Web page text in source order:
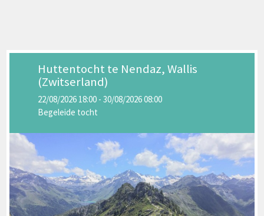
Huttentocht te Nendaz, Wallis
(Zwitserland)
22/08/2026 18:00 - 30/08/2026 08:00
Begeleide tocht